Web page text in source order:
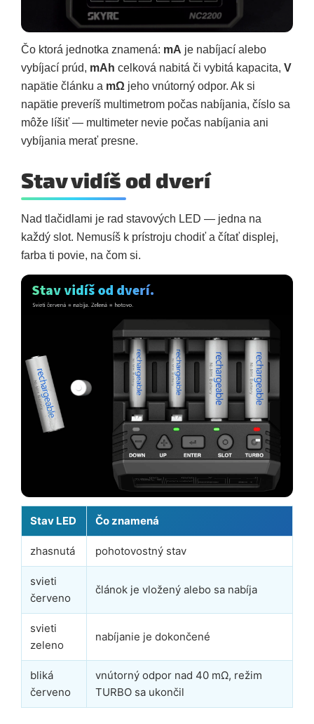
Čo ktorá jednotka znamená: mA je nabíjací alebo
vybíjací prúd, mAh celková nabitá či vybitá kapacita, V
napätie článku a mΩ jeho vnútorný odpor. Ak si
napätie preveríš multimetrom počas nabíjania, číslo sa
môže líšiť — multimeter nevie počas nabíjania ani
vybíjania merať presne.
Stav vidíš od dverí
Nad tlačidlami je rad stavových LED — jedna na
každý slot. Nemusíš k prístroju chodiť a čítať displej,
farba ti povie, na čom si.
Stav LED Čo znamená
zhasnutá pohotovostný stav
svieti
červeno
článok je vložený alebo sa nabíja
svieti
zeleno
nabíjanie je dokončené
bliká
červeno
vnútorný odpor nad 40 mΩ, režim
TURBO sa ukončil